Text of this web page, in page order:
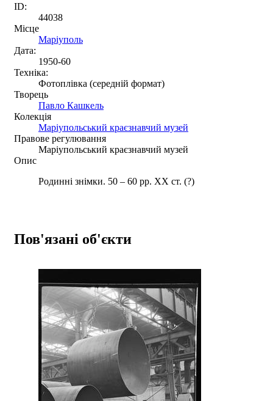
ID:
44038
Місце
Маріуполь
Дата:
1950-60
Техніка:
Фотоплівка (середній формат)
Творець
Павло Кашкель
Колекція
Маріупольський краєзнавчий музей
Правове регулювання
Маріупольський краєзнавчий музей
Опис
Родинні знімки. 50 – 60 рр. ХХ ст. (?)
Пов'язані об'єкти